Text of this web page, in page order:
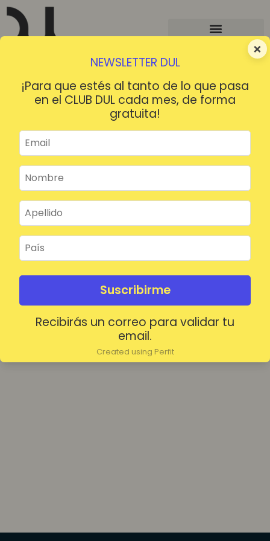
×
NEWSLETTER DUL
¡Para que estés al tanto de lo que pasa
en el CLUB DUL cada mes, de forma
gratuita!
Suscribirme
Recibirás un correo para validar tu
email.
Created using Perfit
¡HOLA!
Mantenerme conectado
Acceder